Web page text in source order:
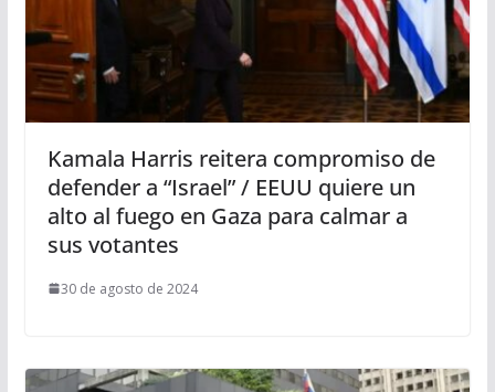
Kamala Harris reitera compromiso de
defender a “Israel” / EEUU quiere un
alto al fuego en Gaza para calmar a
sus votantes
30 de agosto de 2024